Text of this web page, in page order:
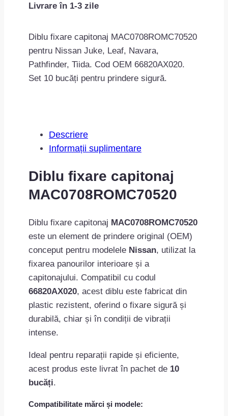
MAC0708ROMC70520
Livrare în 1-3 zile
Diblu fixare capitonaj MAC0708ROMC70520
pentru Nissan Juke, Leaf, Navara,
Pathfinder, Tiida. Cod OEM 66820AX020.
Set 10 bucăți pentru prindere sigură.
Descriere
Informații suplimentare
Diblu fixare capitonaj
MAC0708ROMC70520
Diblu fixare capitonaj MAC0708ROMC70520
este un element de prindere original (OEM)
conceput pentru modelele Nissan, utilizat la
fixarea panourilor interioare și a
capitonajului. Compatibil cu codul
66820AX020, acest diblu este fabricat din
plastic rezistent, oferind o fixare sigură și
durabilă, chiar și în condiții de vibrații
intense.
Ideal pentru reparații rapide și eficiente,
acest produs este livrat în pachet de 10
bucăți.
Compatibilitate mărci și modele: